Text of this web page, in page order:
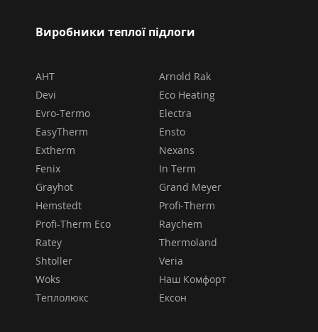
Виробники теплої підлоги
AHT
Arnold Rak
Devi
Eco Heating
Evro-Termo
Electra
EasyTherm
Ensto
Extherm
Nexans
Fenix
In Term
Grayhot
Grand Meyer
Hemstedt
Profi-Therm
Profi-Therm Eco
Raychem
Ratey
Thermoland
Shtoller
Veria
Woks
Наш Комфорт
Теплолюкс
Ексон